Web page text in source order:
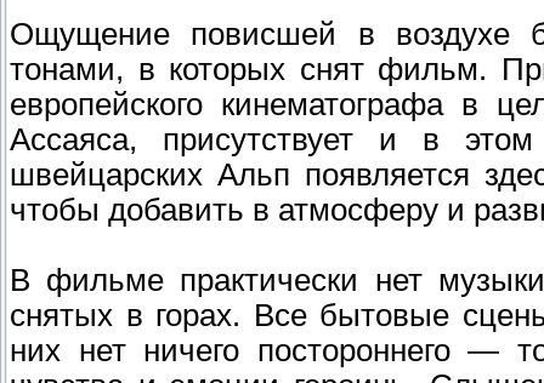
Ощущение повисшей в воздухе
тонами, в которых снят фильм.
европейского кинематографа в
Ассаяса, присутствует и в
швейцарских Альп появляется
чтобы добавить в атмосферу и
В фильме практически нет
снятых в горах. Все бытовые
них нет ничего постороннего —